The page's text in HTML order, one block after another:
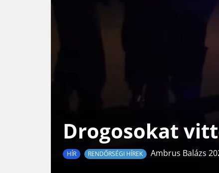
Drogosokat
HÍR RENDŐRSÉGI HÍREK Ambrus Balázs